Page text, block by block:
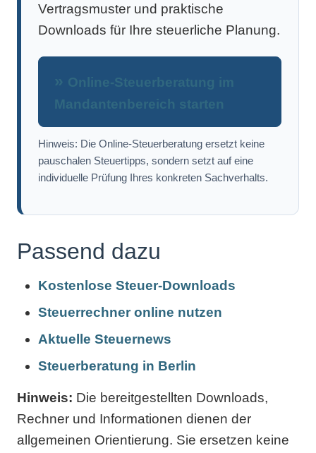
Vertragsmuster und praktische
Downloads für Ihre steuerliche Planung.
Online-Steuerberatung im
Mandantenbereich starten
Hinweis: Die Online-Steuerberatung ersetzt keine
pauschalen Steuertipps, sondern setzt auf eine
individuelle Prüfung Ihres konkreten Sachverhalts.
Passend dazu
Kostenlose Steuer-Downloads
Steuerrechner online nutzen
Aktuelle Steuernews
Steuerberatung in Berlin
Hinweis: Die bereitgestellten Downloads,
Rechner und Informationen dienen der
allgemeinen Orientierung. Sie ersetzen keine